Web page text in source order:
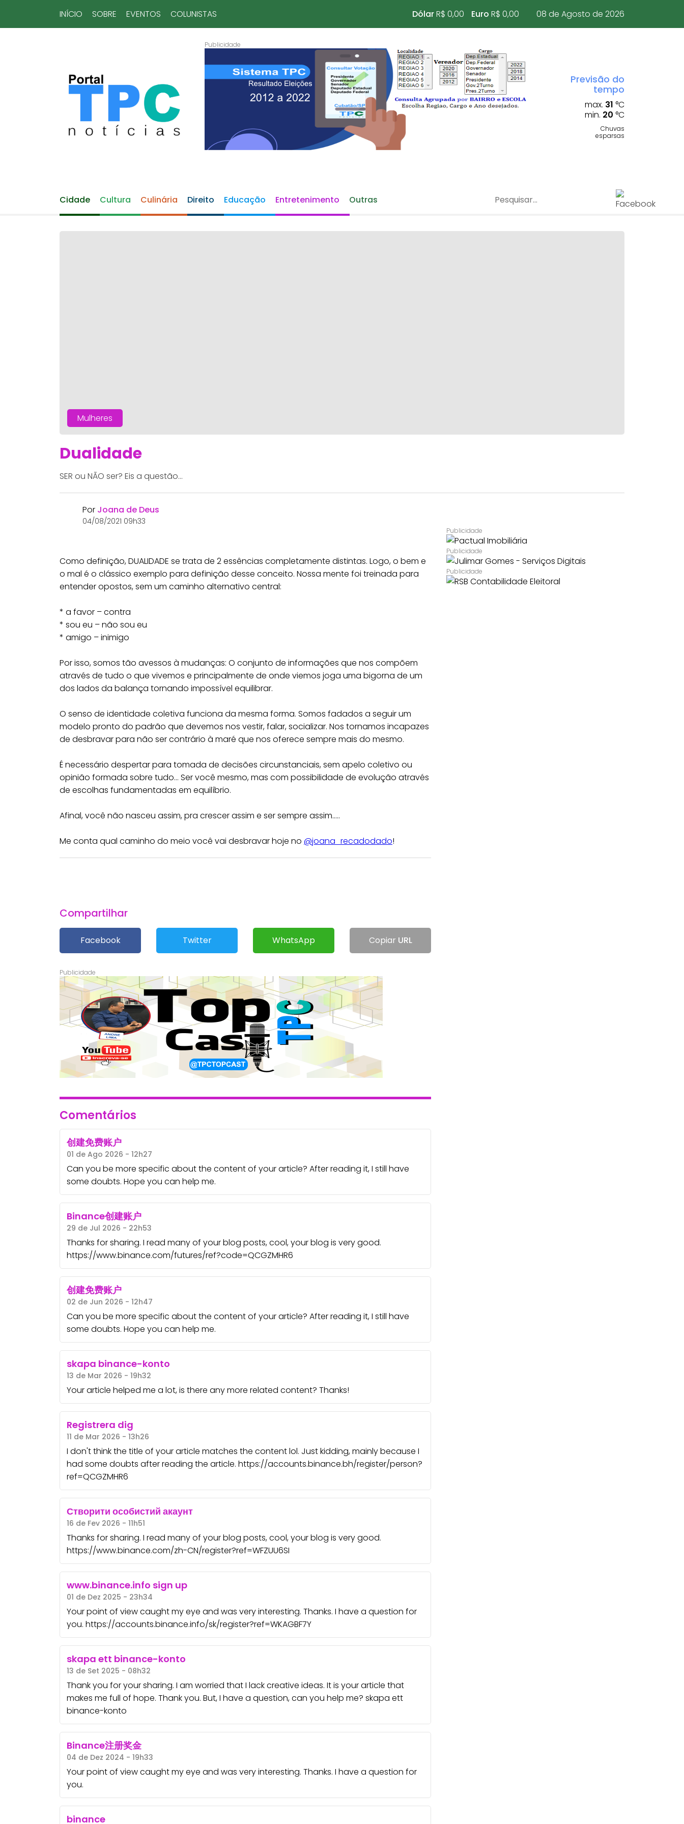
INÍCIO SOBRE EVENTOS COLUNISTAS DólarR$ 0,00 Euro R$ 0,00 08 de Agosto de 2026
Previsão do
tempo
max. 31 °C
min. 20 °C
Chuvas
esparsas
Cidade Cultura Culinária Direito Educação Entretenimento Outras
Mulheres
Dualidade
SER ou NÃO ser? Eis a questão...
Por Joana de Deus
04/08/2021 09h33
Como definição, DUALIDADE se trata de 2 essências completamente distintas. Logo, o bem e
o mal é o clássico exemplo para definição desse conceito. Nossa mente foi treinada para
entender opostos, sem um caminho alternativo central:
* a favor – contra
* sou eu – não sou eu
* amigo – inimigo
Por isso, somos tão avessos à mudanças: O conjunto de informações que nos compõem
através de tudo o que vivemos e principalmente de onde viemos joga uma bigorna de um
dos lados da balança tornando impossível equilibrar.
O senso de identidade coletiva funciona da mesma forma. Somos fadados a seguir um
modelo pronto do padrão que devemos nos vestir, falar, socializar. Nos tornamos incapazes
de desbravar para não ser contrário à maré que nos oferece sempre mais do mesmo.
É necessário despertar para tomada de decisões circunstanciais, sem apelo coletivo ou
opinião formada sobre tudo… Ser você mesmo, mas com possibilidade de evolução através
de escolhas fundamentadas em equilíbrio.
Afinal, você não nasceu assim, pra crescer assim e ser sempre assim…..
Me conta qual caminho do meio você vai desbravar hoje no @joana_recadodado!
Compartilhar
Facebook Twitter WhatsApp Copiar URL
Comentários
创建免费账户
01 de Ago 2026 - 12h27
Can you be more specific about the content of your article? After reading it, I still have
some doubts. Hope you can help me.
Binance创建账户
29 de Jul 2026 - 22h53
Thanks for sharing. I read many of your blog posts, cool, your blog is very good.
https://www.binance.com/futures/ref?code=QCGZMHR6
创建免费账户
02 de Jun 2026 - 12h47
Can you be more specific about the content of your article? After reading it, I still have
some doubts. Hope you can help me.
skapa binance-konto
13 de Mar 2026 - 19h32
Your article helped me a lot, is there any more related content? Thanks!
Registrera dig
11 de Mar 2026 - 13h26
I don't think the title of your article matches the content lol. Just kidding, mainly because I
had some doubts after reading the article. https://accounts.binance.bh/register/person?
ref=QCGZMHR6
Створити особистий акаунт
16 de Fev 2026 - 11h51
Thanks for sharing. I read many of your blog posts, cool, your blog is very good.
https://www.binance.com/zh-CN/register?ref=WFZUU6SI
www.binance.info sign up
01 de Dez 2025 - 23h34
Your point of view caught my eye and was very interesting. Thanks. I have a question for
you. https://accounts.binance.info/sk/register?ref=WKAGBF7Y
skapa ett binance-konto
13 de Set 2025 - 08h32
Thank you for your sharing. I am worried that I lack creative ideas. It is your article that
makes me full of hope. Thank you. But, I have a question, can you help me? skapa ett
binance-konto
Binance注册奖金
04 de Dez 2024 - 19h33
Your point of view caught my eye and was very interesting. Thanks. I have a question for
you.
binance